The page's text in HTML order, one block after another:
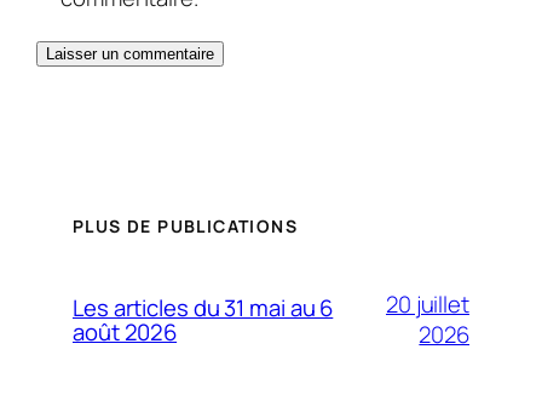
PLUS DE PUBLICATIONS
Les articles du 31 mai au 6
août 2026
20 juillet
2026